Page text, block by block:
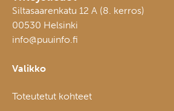
Siltasaarenkatu 12 A (8. kerros)
00530 Helsinki
info@puuinfo.fi
Valikko
Toteutetut kohteet